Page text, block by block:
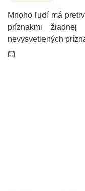
Mnoho ľudí má
príznakmi žiadnej
nevysvetlených